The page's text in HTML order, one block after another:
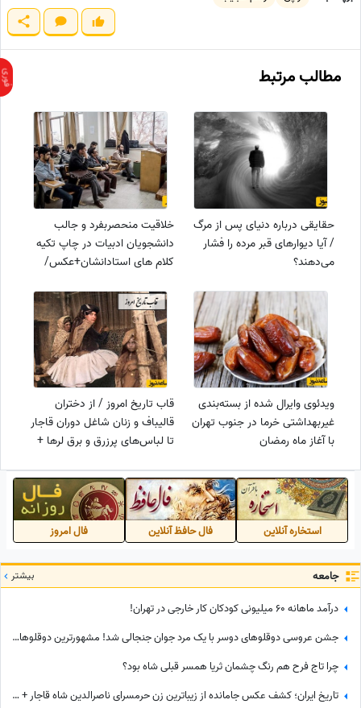
مطالب مرتبط
حقایقی درباره دنیای پس از مرگ
/ آیا دیوار‌های قبر مرده را فشار
می‌دهند؟
خلاقیت منحصربفرد و جالب
دانشجویان ادبیات در چاپ تکیه
کلام های استادانشان+عکس/
ویدئوی وایرال شده از بسته‌بندی
غیربهداشتی خرما در جنوب تهران
با آغاز ماه رمضان
قاب تاریخ امروز / از دختران
قالیباف و زنان شاغل دوران قاجار
تا لباس‌های پرزرق و برق لرها +
استخاره آنلاین فال حافظ آنلاین فال امروز
جامعه بیشتر
درآمد ماهانه 60 میلیونی کودکان کار خارجی در تهران!
جشن عروسی دوقلوهای دوسر با یک مرد جوان جنجالی شد! مشهورترین دوقلوهای جهان در آغوش عشق+عکس
چرا تاج فرح هم رنگ چشمان ثریا همسر قبلی شاه بود؟
تاریخ ایران؛ کشف عکس جامانده از زیباترین زن حرمسرای ناصرالدین شاه قاجار + عکس